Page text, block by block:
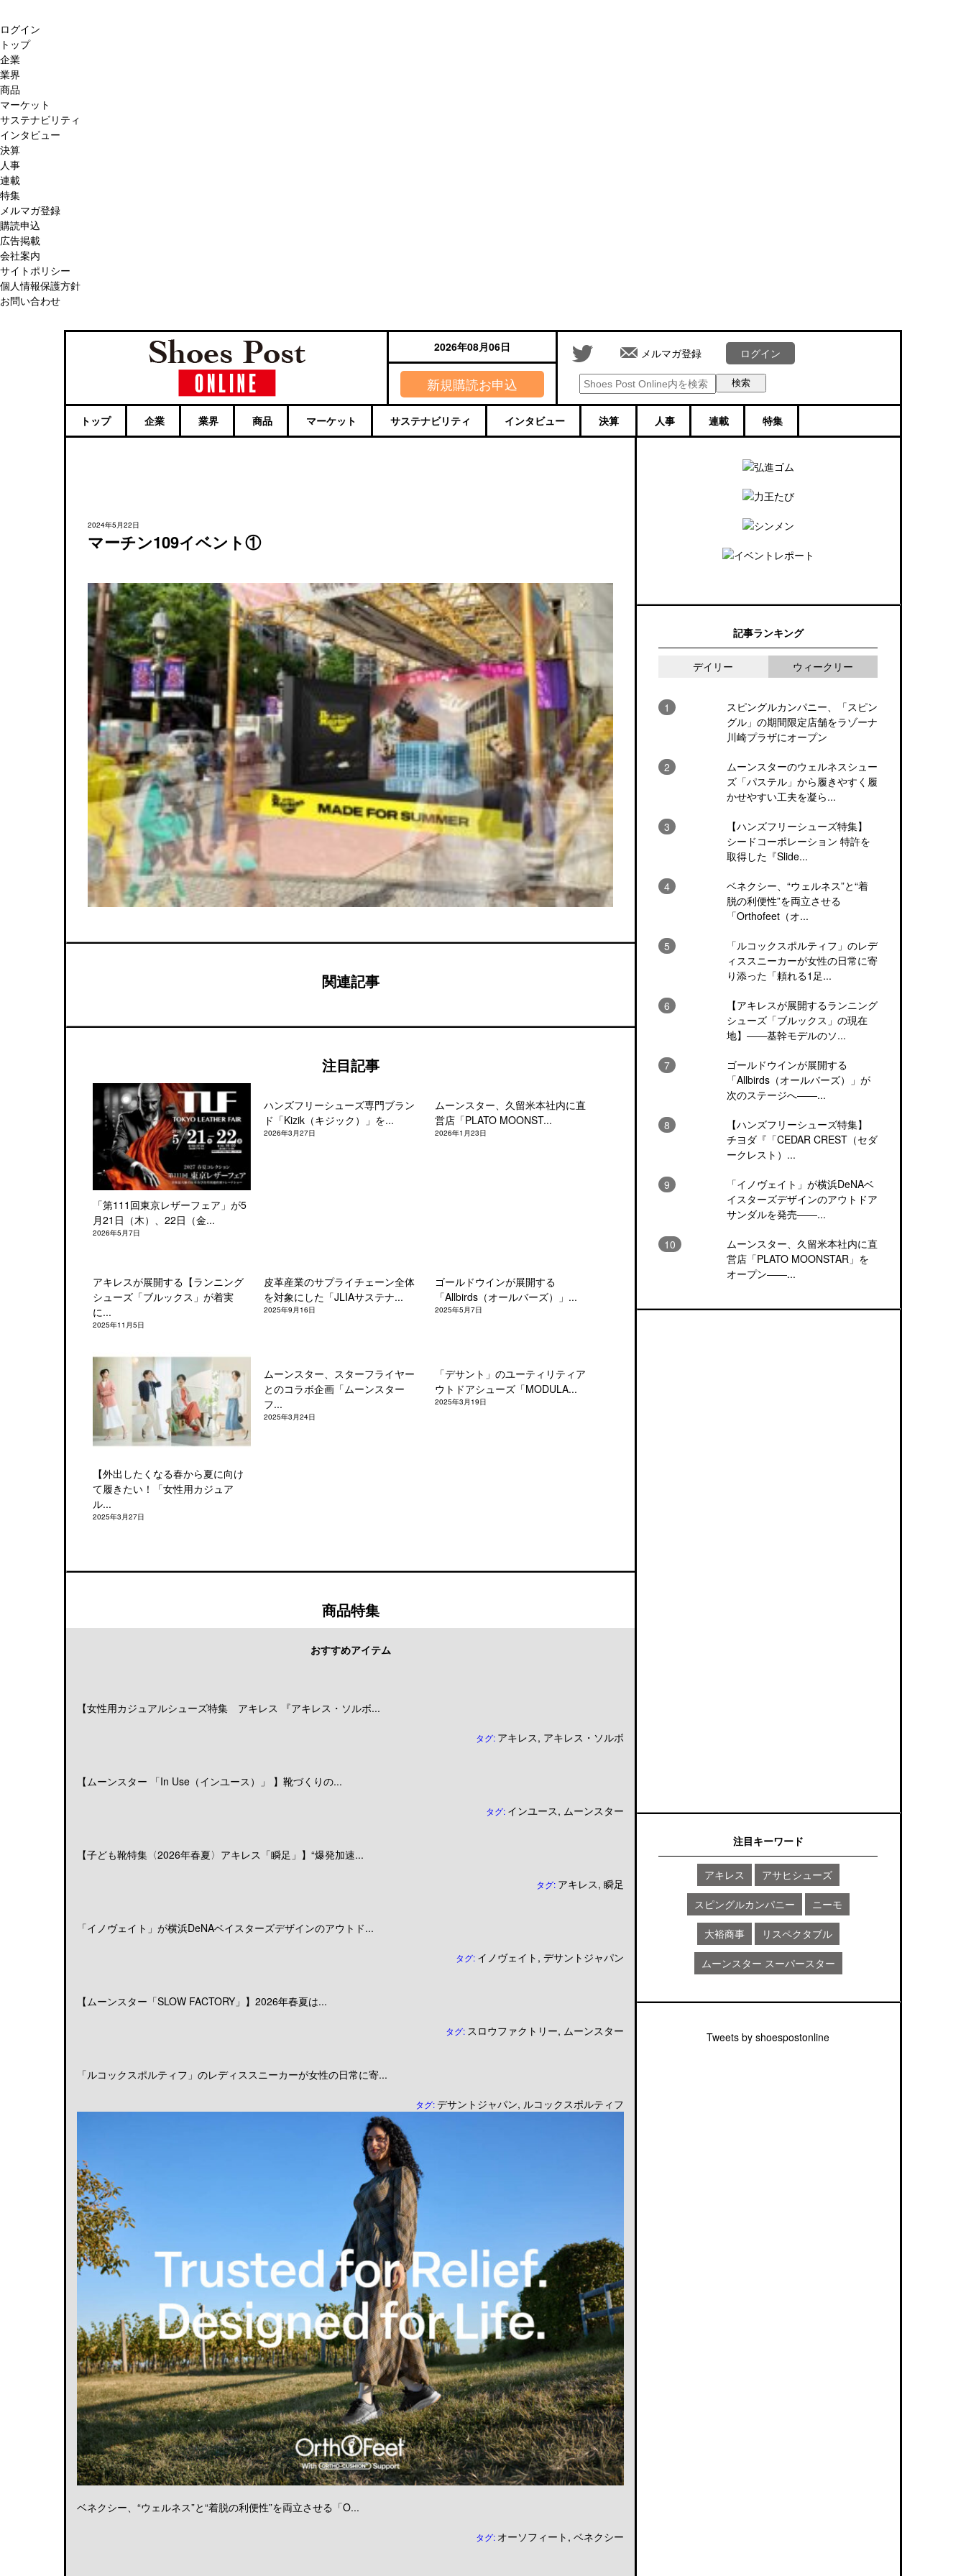
ログイン
トップ
企業
業界
商品
マーケット
サステナビリティ
インタビュー
決算
人事
連載
特集
メルマガ登録
購読申込
広告掲載
会社案内
サイトポリシー
個人情報保護方針
お問い合わせ
2026年08月06日
新規購読お申込
メルマガ登録 ログイン
トップ 企業 業界 商品 マーケット サステナビリティ インタビュー 決算 人事 連載 特集
2024年5月22日
マーチン109イベント①
関連記事
注目記事
「第111回東京レザーフェア」が5
月21日（木）、22日（金...
2026年5月7日
ハンズフリーシューズ専門ブラン
ド「Kizik（キジック）」を...
2026年3月27日
ムーンスター、久留米本社内に直
営店「PLATO MOONST...
2026年1月23日
アキレスが展開する【ランニング
シューズ「ブルックス」が着実
に...
2025年11月5日
皮革産業のサプライチェーン全体
を対象にした「JLIAサステナ...
2025年9月16日
ゴールドウインが展開する
「Allbirds（オールバーズ）」...
2025年5月7日
【外出したくなる春から夏に向け
て履きたい！「女性用カジュア
ル...
2025年3月27日
ムーンスター、スターフライヤー
とのコラボ企画「ムーンスター
フ...
2025年3月24日
「デサント」のユーティリティア
ウトドアシューズ「MODULA...
2025年3月19日
商品特集
おすすめアイテム
【女性用カジュアルシューズ特集 アキレス 『アキレス・ソルボ...
タグ: アキレス, アキレス・ソルボ
【ムーンスター 「In Use（インユース）」 】靴づくりの...
タグ: インユース, ムーンスター
【子ども靴特集〈2026年春夏〉アキレス「瞬足」】“爆発加速...
タグ: アキレス, 瞬足
「イノヴェイト」が横浜DeNAベイスターズデザインのアウトド...
タグ: イノヴェイト , デサントジャパン
【ムーンスター「SLOW FACTORY」】2026年春夏は...
タグ: スロウファクトリー, ムーンスター
「ルコックスポルティフ」のレディススニーカーが女性の日常に寄...
タグ:デサントジャパン, ルコックスポルティフ
ベネクシー、“ウェルネス”と“着脱の利便性”を両立させる「O...
タグ: オーソフィート , ベネクシー
記事ランキング
デイリー ウィークリー
スピングルカンパニー、「スピン
グル」の期間限定店舗をラゾーナ
川崎プラザにオープン
ムーンスターのウェルネスシュー
ズ「パステル」から履きやすく履
かせやすい工夫を凝ら...
【ハンズフリーシューズ特集】
シードコーポレーション 特許を
取得した『Slide...
ベネクシー、“ウェルネス”と“着
脱の利便性”を両立させる
「Orthofeet（オ...
「ルコックスポルティフ」のレデ
ィススニーカーが女性の日常に寄
り添った「頼れる1足...
【アキレスが展開するランニング
シューズ「ブルックス」の現在
地】――基幹モデルのソ...
ゴールドウインが展開する
「Allbirds（オールバーズ）」が
次のステージへ――...
【ハンズフリーシューズ特集】
チヨダ『「CEDAR CREST（セダ
ークレスト）...
「イノヴェイト」が横浜DeNAベ
イスターズデザインのアウトドア
サンダルを発売――...
ムーンスター、久留米本社内に直
営店「PLATO MOONSTAR」を
オープン――...
注目キーワード
アキレス アサヒシューズ
スピングルカンパニー ニーモ
大裕商事 リスペクタブル
ムーンスター スーパースター
Tweets by shoespostonline